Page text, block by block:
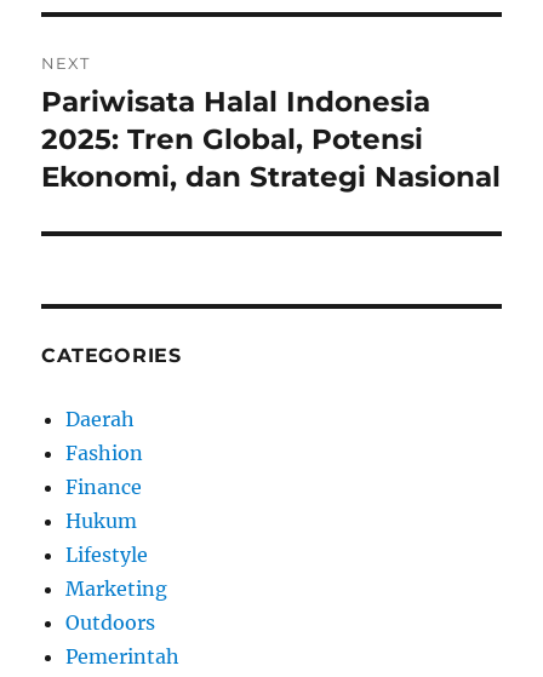
NEXT
Next
post:
Pariwisata Halal Indonesia
2025: Tren Global, Potensi
Ekonomi, dan Strategi Nasional
CATEGORIES
Daerah
Fashion
Finance
Hukum
Lifestyle
Marketing
Outdoors
Pemerintah